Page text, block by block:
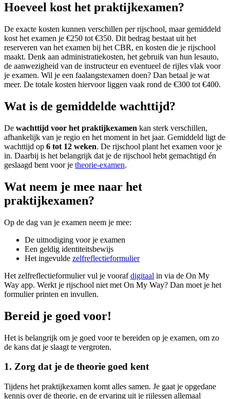
Hoeveel kost het praktijkexamen?
De exacte kosten kunnen verschillen per rijschool, maar gemiddeld
kost het examen je €250 tot €350. Dit bedrag bestaat uit het
reserveren van het examen bij het CBR, en kosten die je rijschool
maakt. Denk aan administratiekosten, het gebruik van hun lesauto,
de aanwezigheid van de instructeur en eventueel de rijles vlak voor
je examen. Wil je een faalangstexamen doen? Dan betaal je wat
meer. De totale kosten hiervoor liggen vaak rond de €300 tot €400.
Wat is de gemiddelde wachttijd?
De wachttijd voor het praktijkexamen kan sterk verschillen,
afhankelijk van je regio en het moment in het jaar. Gemiddeld ligt de
wachttijd op 6 tot 12 weken. De rijschool plant het examen voor je
in. Daarbij is het belangrijk dat je de rijschool hebt gemachtigd én
geslaagd bent voor je theorie-examen.
Wat neem je mee naar het
praktijkexamen?
Op de dag van je examen neem je mee:
De uitnodiging voor je examen
Een geldig identiteitsbewijs
Het ingevulde zelfreflectieformulier
Het zelfreflectieformulier vul je voorafdigitaal in via de On My
Way app. Werkt je rijschool niet met On My Way? Dan moet je het
formulier printen en invullen.
Bereid je goed voor!
Het is belangrijk om je goed voor te bereiden op je examen, om zo
de kans dat je slaagt te vergroten.
1. Zorg dat je de theorie goed kent
Tijdens het praktijkexamen komt alles samen. Je gaat je opgedane
kennis over de theorie, en de ervaring uit je rijlessen allemaal